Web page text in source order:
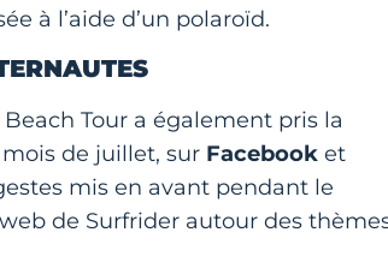
à l’aide d’un polaroïd.
Tour a également pris la
de juillet, sur Facebook et
mis en avant pendant le
de Surfrider autour des